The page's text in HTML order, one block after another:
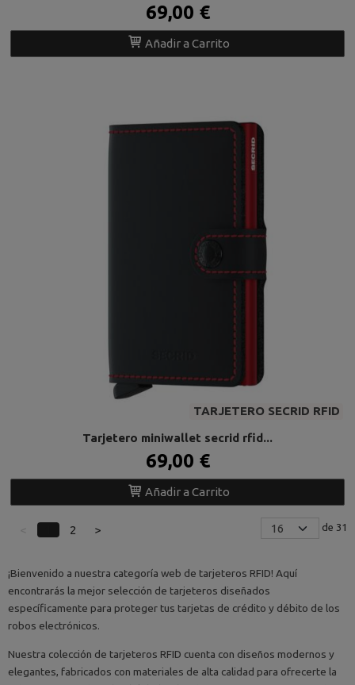
69,00 €
Añadir a Carrito
TARJETERO SECRID RFID
Tarjetero miniwallet secrid rfid...
69,00 €
Añadir a Carrito
2 > de 31
¡Bienvenido a nuestra categoría web de tarjeteros RFID! Aquí
encontrarás la mejor selección de tarjeteros diseñados
específicamente para proteger tus tarjetas de crédito y débito de los
robos electrónicos.
Nuestra colección de tarjeteros RFID cuenta con diseños modernos y
elegantes, fabricados con materiales de alta calidad para ofrecerte la